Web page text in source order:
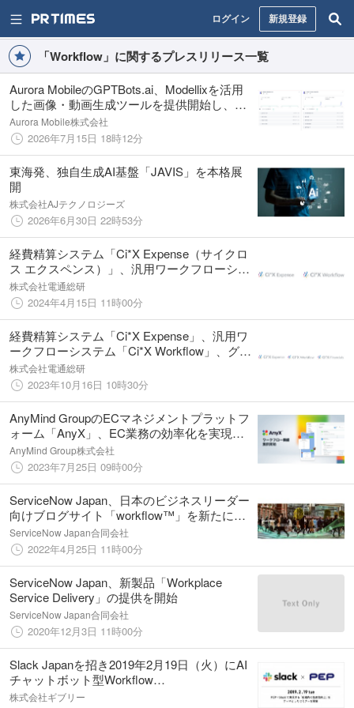
ログイン 新規登録
「Workflow」に関するプレスリリース一覧
Aurora MobileのGPTBots.ai、Modellixを活用
した画像・動画生成ツールを提供開始し、企
業向けマルチモーダルAI機能を強化
Aurora Mobile株式会社
2026年7月15日 18時12分
東海発、独自生成AI基盤「JAVIS」を本格展
開
株式会社AJテクノロジーズ
2026年6月30日 22時53分
経費精算システム「Ci*X Expense（サイクロ
ス エクスペンス）」、汎用ワークフローシス
テム「Ci*X Workflow（サイクロス ワークフ
ロー）」の最新版を提供開始
株式会社電通総研
2024年4月15日 11時00分
経費精算システム「Ci*X Expense」、汎用ワ
ークフローシステム「Ci*X Workflow」、グル
ープ統合会計システム「Ci*X Financials」の
最新版を提供開始
株式会社電通総研
2023年10月16日 10時30分
AnyMind GroupのECマネジメントプラットフ
ォーム「AnyX」、EC業務の効率化を実現す
る新機能「ワークフロー」を提供開始
AnyMind Group株式会社
2023年7月25日 09時00分
ServiceNow Japan、日本のビジネスリーダー
向けブログサイト「workflow™」を新たに開
設
ServiceNow Japan合同会社
2022年4月25日 11時00分
ServiceNow Japan、新製品「Workplace
Service Delivery」の提供を開始
ServiceNow Japan合同会社
2020年12月3日 11時00分
Slack Japanを招き2019年2月19日（火）にAI
チャットボット型Workflow
Automation「PEP」×Slackで実現する「組織
株式会社ギブリー